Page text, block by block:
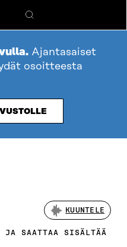
Hae
Ajantasaiset
osoitteesta
KUUNTELE
JA SAATTAA SISÄLTÄÄ